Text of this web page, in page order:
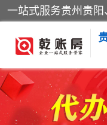
贵阳工商注册